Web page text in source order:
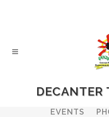
DECANTER
ALL
EVENTS